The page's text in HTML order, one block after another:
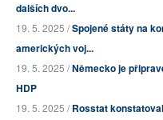
dalších dvo...
19. 5. 2025 /Spojené státy na
amerických voj...
19. 5. 2025 /Německo je
HDP
19. 5. 2025 /Rosstat